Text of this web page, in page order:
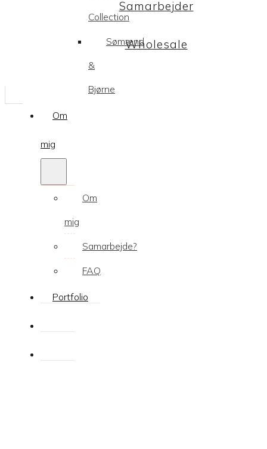
Collection
Sømænd
&
Bjørne
Om
mig
Om
mig
Samarbejde?
FAQ
Portfolio
Samarbejder
Wholesale